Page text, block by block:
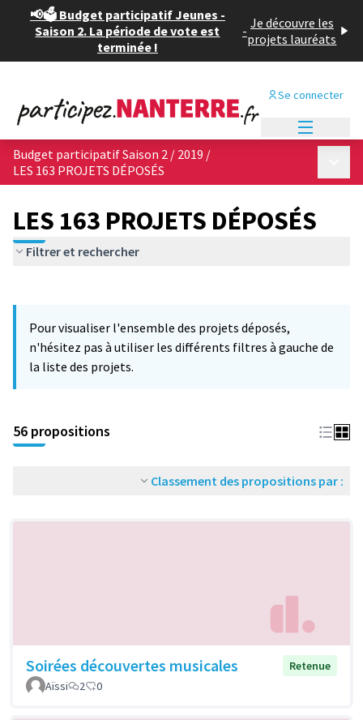
📢🗳️ Budget participatif Jeunes -
Saison 2. La période de vote est
terminée !
- Je découvre les
projets lauréats
Se connecter
Budget participatif Saison 2 / 2019 /
LES 163 PROJETS DÉPOSÉS
LES 163 PROJETS DÉPOSÉS
Filtrer et rechercher
−
Pour visualiser l'ensemble des projets déposés,
n'hésitez pas à utiliser les différents filtres à gauche de
la liste des projets.
56 propositions
Classement des propositions par :
Soirées découvertes musicales
Retenue
Aïssi
2 0